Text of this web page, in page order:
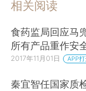
相关阅读
食药监局回应马
所有产品重作安
2017年11月01日 APP
秦宜智任国家质